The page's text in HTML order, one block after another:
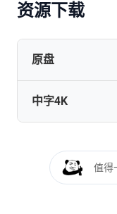
资源下载
原盘
HD.MA.5.1-
中字4K
幕
DL.AAC.H265-
值得